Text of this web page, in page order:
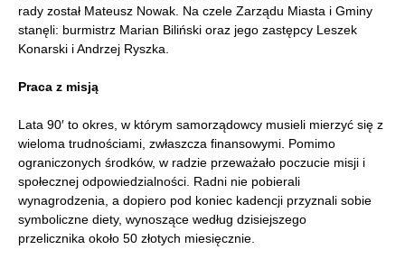
rady został Mateusz Nowak. Na czele Zarządu Miasta i Gminy
stanęli: burmistrz Marian Biliński oraz jego zastępcy Leszek
Konarski i Andrzej Ryszka.
Praca z misją
Lata 90′ to okres, w którym samorządowcy musieli mierzyć się z
wieloma trudnościami, zwłaszcza finansowymi. Pomimo
ograniczonych środków, w radzie przeważało poczucie misji i
społecznej odpowiedzialności. Radni nie pobierali
wynagrodzenia, a dopiero pod koniec kadencji przyznali sobie
symboliczne diety, wynoszące według dzisiejszego
przelicznika około 50 złotych miesięcznie.